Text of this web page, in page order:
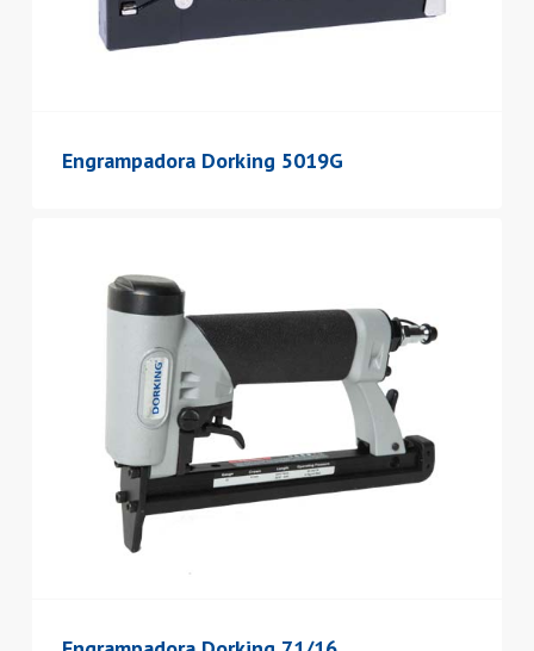
Engrampadora Dorking 5019G